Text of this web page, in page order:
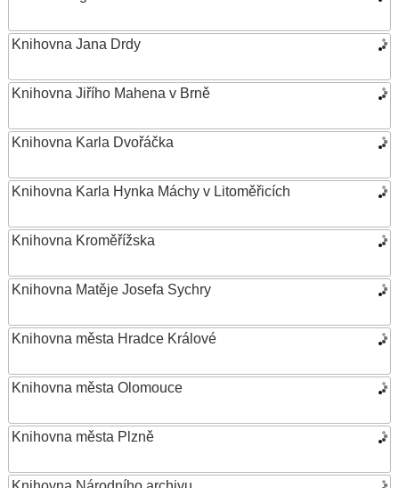
Knihovna Jana Drdy
Knihovna Jiřího Mahena v Brně
Knihovna Karla Dvořáčka
Knihovna Karla Hynka Máchy v Litoměřicích
Knihovna Kroměřížska
Knihovna Matěje Josefa Sychry
Knihovna města Hradce Králové
Knihovna města Olomouce
Knihovna města Plzně